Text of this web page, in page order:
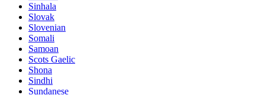
Sinhala
Slovak
Slovenian
Somali
Samoan
Scots Gaelic
Shona
Sindhi
Sundanese